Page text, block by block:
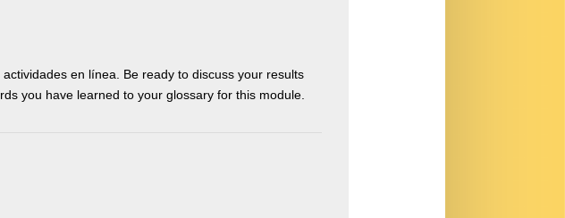
en línea. Be ready to discuss your results
you have learned to your glossary for this module.